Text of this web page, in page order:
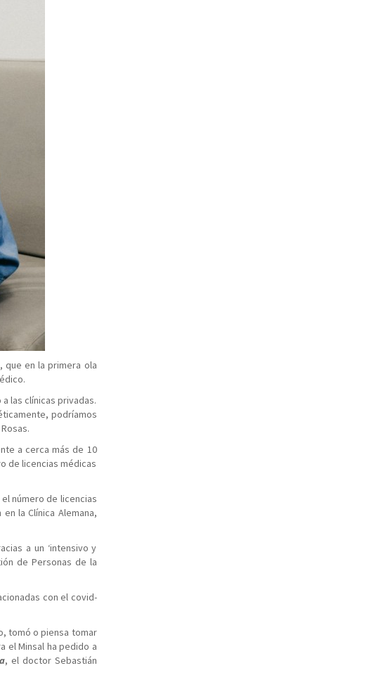
que en la primera ola
las clínicas privadas.
podríamos
a cerca más de 10
de licencias médicas
número de licencias
la Clínica Alemana,
a un ‘intensivo y
de Personas de la
con el covid-
tomó o piensa tomar
el Minsal ha pedido a
, el doctor Sebastián